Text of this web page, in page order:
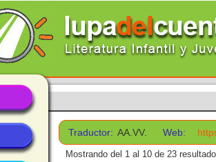
Traductor: AA.VV. Web:
Mostrando del 1 al 10 de 23